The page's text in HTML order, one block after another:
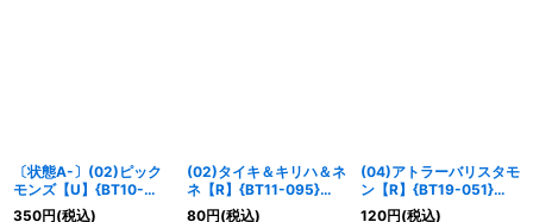
〔状態A-〕(02)ピック
モンズ【U】{BT10-
003}《黄》
350円(税込)
(02)タイキ＆キリハ＆ネ
ネ【R】{BT11-095}
《白》
80円(税込)
(04)アトラーバリスタモ
ン【R】{BT19-051}
《多》
120円(税込)